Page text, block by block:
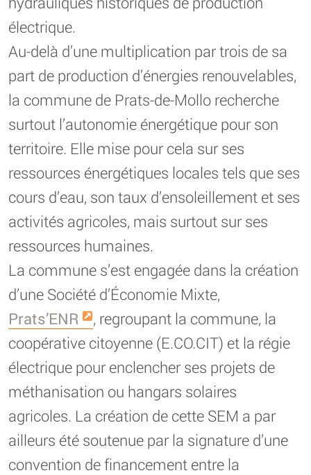
électrique.
Au-delà d’une multiplication par trois de sa
part de production d’énergies renouvelables,
la commune de Prats-de-Mollo recherche
surtout l’autonomie énergétique pour son
territoire. Elle mise pour cela sur ses
ressources énergétiques locales tels que ses
cours d’eau, son taux d’ensoleillement et ses
activités agricoles, mais surtout sur ses
ressources humaines.
La commune s’est engagée dans la création
d’une Société d’Économie Mixte,
Prats’ENR
, regroupant la commune, la
coopérative citoyenne (E.CO.CIT) et la régie
électrique pour enclencher ses projets de
méthanisation ou hangars solaires
agricoles. La création de cette SEM a par
ailleurs été soutenue par la signature d’une
convention de financement entre la